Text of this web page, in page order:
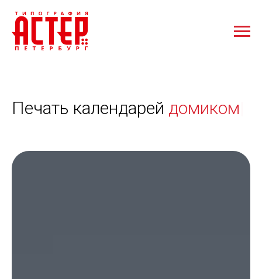
Печать календарей |